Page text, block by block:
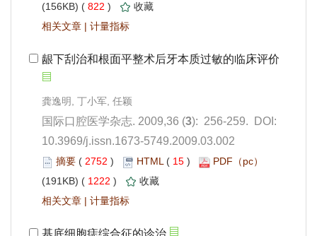
822 )
|
): 256-259. DOI:
10.3969/j.issn.1673-5749.2009.03.002
2752 ) 15 )
1222 )
|